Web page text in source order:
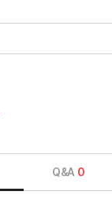
Q&A 0